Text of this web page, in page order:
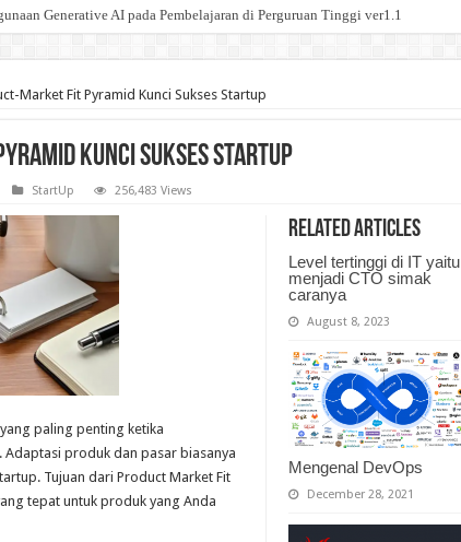
Generative AI pada Pembelajaran di Perguruan Tinggi ver1.1
dan segala Manfaat nya bagi Bisnis
Market Fit Pyramid Kunci Sukses Startup
Kunci Sukses Startup
StartUp 256,483 Views
Related Articles
Level tertinggi di IT yaitu
menjadi CTO simak
caranya
August 8, 2023
Mengenal DevOps
December 28, 2021
paling penting ketika
produk dan pasar biasanya
Tujuan dari Product Market Fit
tepat untuk produk yang Anda